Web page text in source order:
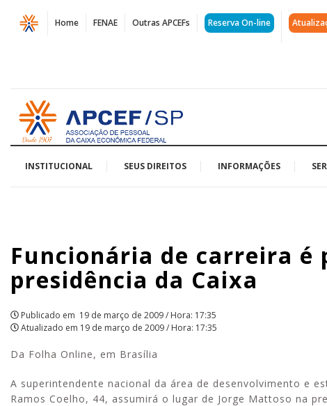
Página
Funcionária
carreira
primeira
mulher
presidência
da
Caixa
|
APCEF/SP
Home FENAE Outras APCEFs Reserva On-line
Acessar
página
inicial
INSTITUCIONAL SEUS DIREITOS INFORMAÇÕES
Funcionária de carreira
presidência da Caixa
Publicado em 19 de março de 2009 / Hora: 17:35
Atualizado em 19 de março de 2009 / Hora: 17:35
Da Folha Online, em Brasília
A superintendente nacional da área de desenvolvimento e
Ramos Coelho, 44, assumirá o lugar de Jorge Mattoso na